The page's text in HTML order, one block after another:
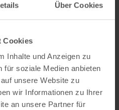
Über Cookies
Cookies
Inhalte und Anzeigen zu
für soziale Medien anbieten
unsere Website zu
wir Informationen zu Ihrer
an unsere Partner für